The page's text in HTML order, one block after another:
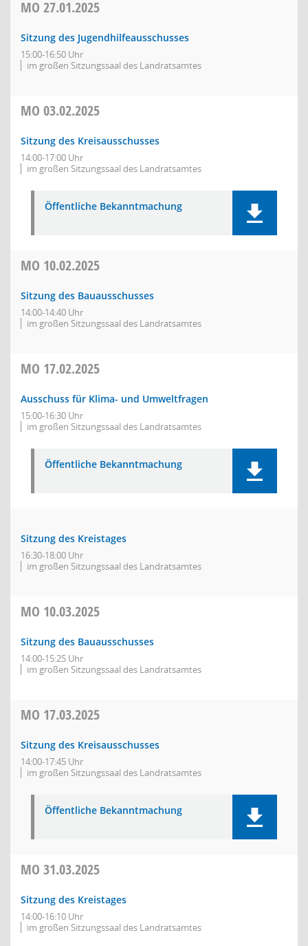
MO 27.01.2025
Sitzung des Jugendhilfeausschusses
15:00-16:50 Uhr
im großen Sitzungssaal des Landratsamtes
MO 03.02.2025
Sitzung des Kreisausschusses
14:00-17:00 Uhr
im großen Sitzungssaal des Landratsamtes
Öffentliche Bekanntmachung
MO 10.02.2025
Sitzung des Bauausschusses
14:00-14:40 Uhr
im großen Sitzungssaal des Landratsamtes
MO 17.02.2025
Ausschuss für Klima- und Umweltfragen
15:00-16:30 Uhr
im großen Sitzungssaal des Landratsamtes
Öffentliche Bekanntmachung
Sitzung des Kreistages
16:30-18:00 Uhr
im großen Sitzungssaal des Landratsamtes
MO 10.03.2025
Sitzung des Bauausschusses
14:00-15:25 Uhr
im großen Sitzungssaal des Landratsamtes
MO 17.03.2025
Sitzung des Kreisausschusses
14:00-17:45 Uhr
im großen Sitzungssaal des Landratsamtes
Öffentliche Bekanntmachung
MO 31.03.2025
Sitzung des Kreistages
14:00-16:10 Uhr
im großen Sitzungssaal des Landratsamtes